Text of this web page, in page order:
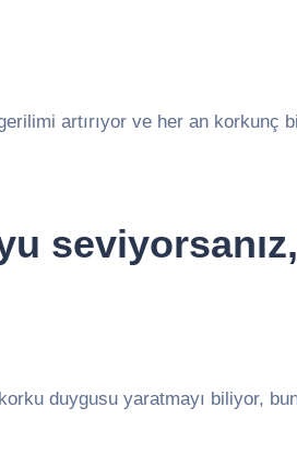
artırıyor ve her an korkunç
duygusu yaratmayı biliyor,